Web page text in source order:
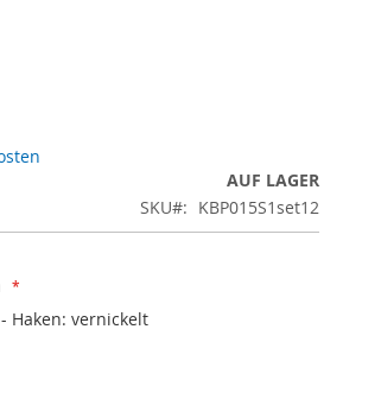
AUF LAGER
SKU
KBP015S1set12
Haken: vernickelt